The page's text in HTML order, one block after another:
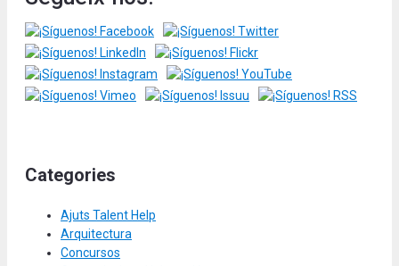
Categories
Ajuts Talent Help
Arquitectura
Concursos